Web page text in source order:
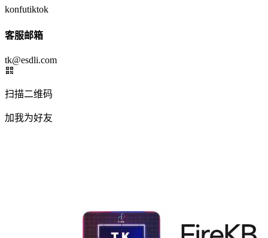
konfutiktok
客服邮箱
tk@esdli.com
扫描二维码
加我为好友